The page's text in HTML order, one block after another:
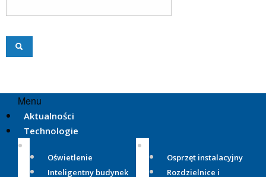
Menu
Aktualności
Technologie
Oświetlenie
Inteligentny budynek
Osprzęt instalacyjny
Rozdzielnice i